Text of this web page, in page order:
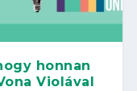
honnan
Violával